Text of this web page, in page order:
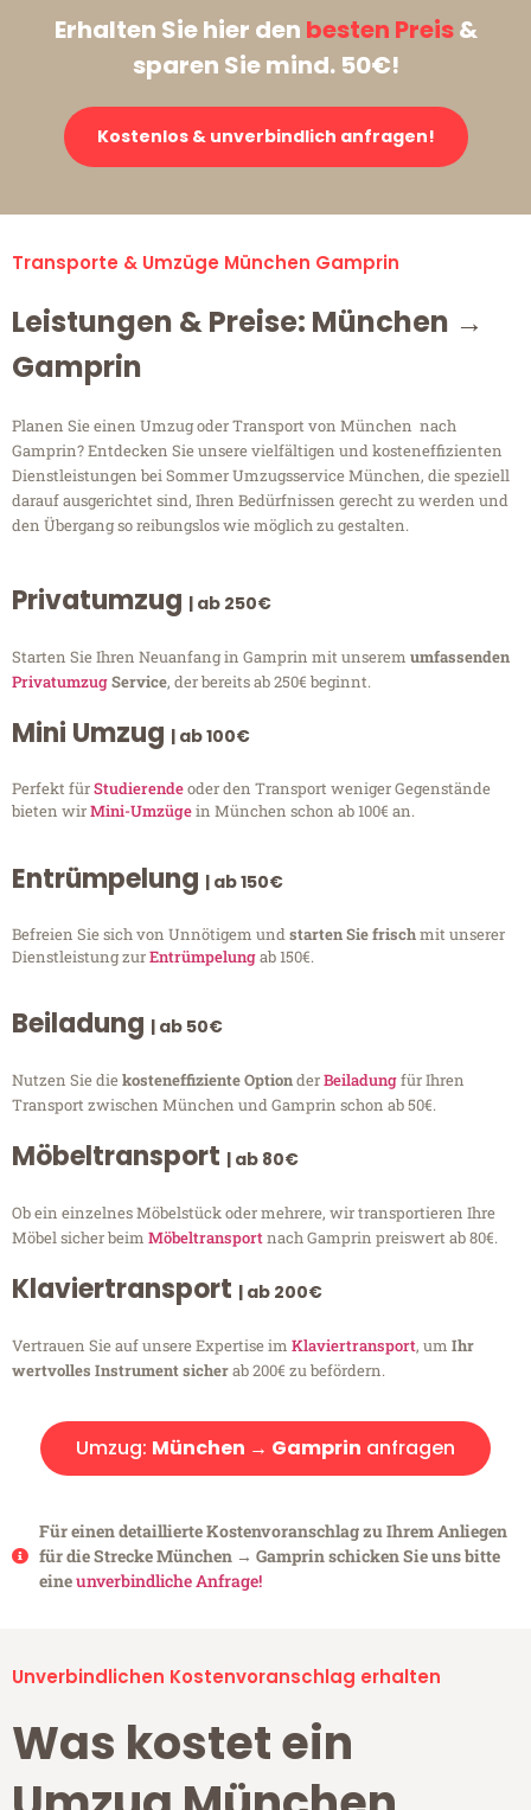
Erhalten Sie hier den besten Preis&
sparen Sie mind. 50€!
Kostenlos & unverbindlich anfragen!
Transporte & Umzüge München Gamprin
Leistungen & Preise: München →
Gamprin
Planen Sie einen Umzug oder Transport von München nach
Gamprin? Entdecken Sie unsere vielfältigen und kosteneffizienten
Dienstleistungen bei Sommer Umzugsservice München, die speziell
darauf ausgerichtet sind, Ihren Bedürfnissen gerecht zu werden und
den Übergang so reibungslos wie möglich zu gestalten.
Privatumzug | ab 250€
Starten Sie Ihren Neuanfang in Gamprin mit unserem umfassenden
PrivatumzugService, der bereits ab 250€ beginnt.
Mini Umzug | ab 100€
Perfekt fürStudierendeoder den Transport weniger Gegenstände
bieten wirMini-Umzügein München schon ab 100€ an.
Entrümpelung | ab 150€
Befreien Sie sich von Unnötigem undstarten Sie frischmit unserer
Dienstleistung zurEntrümpelungab 150€.
Beiladung | ab 50€
Nutzen Sie diekosteneffiziente OptionderBeiladungfür Ihren
Transport zwischen München und Gamprin schon ab 50€.
Möbeltransport | ab 80€
Ob ein einzelnes Möbelstück oder mehrere, wir transportieren Ihre
Möbel sicher beim Möbeltransportnach Gamprin preiswert ab 80€.
Klaviertransport | ab 200€
Vertrauen Sie auf unsere Expertise im Klaviertransport, um Ihr
wertvolles Instrument sicherab 200€ zu befördern.
Umzug: München → Gamprin anfragen
Für einen detaillierte Kostenvoranschlag zu Ihrem Anliegen
für die Strecke München → Gamprin schicken Sie uns bitte
eineunverbindliche Anfrage!
Unverbindlichen Kostenvoranschlag erhalten
Was kostet ein